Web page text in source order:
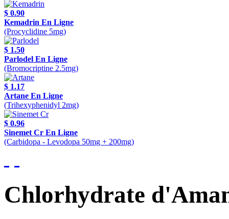
$ 0.90
Kemadrin En Ligne
(Procyclidine 5mg)
$ 1.50
Parlodel En Ligne
(Bromocriptine 2.5mg)
$ 1.17
Artane En Ligne
(Trihexyphenidyl 2mg)
$ 0.96
Sinemet Cr En Ligne
(Carbidopa - Levodopa 50mg + 200mg)
Chlorhydrate